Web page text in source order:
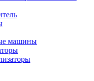
машины